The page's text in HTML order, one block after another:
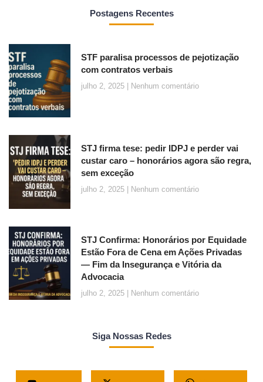
Postagens Recentes
STF paralisa processos de pejotização
com contratos verbais
julho 2, 2025 Nenhum comentário
STJ firma tese: pedir IDPJ e perder vai
custar caro – honorários agora são regra,
sem exceção
julho 2, 2025 Nenhum comentário
STJ Confirma: Honorários por Equidade
Estão Fora de Cena em Ações Privadas
— Fim da Insegurança e Vitória da
Advocacia
julho 2, 2025 Nenhum comentário
Siga Nossas Redes